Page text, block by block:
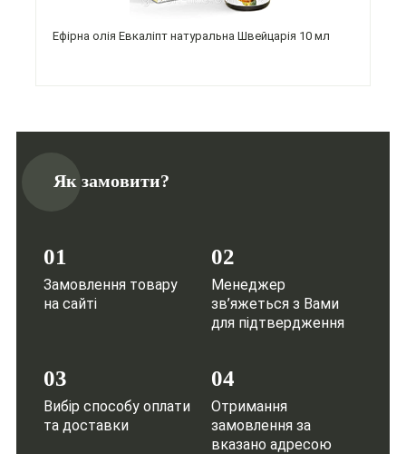
Ефірна олія Евкаліпт натуральна Швейцарія 10 мл
Як замовити?
01
Замовлення товару
на сайті
02
Менеджер
зв’яжеться з Вами
для підтвердження
03
Вибір способу оплати
та доставки
04
Отримання
замовлення за
вказано адресою